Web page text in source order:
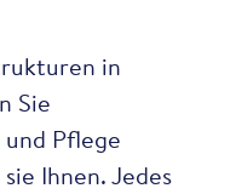
in
Sie
Pflege
Ihnen. Jedes